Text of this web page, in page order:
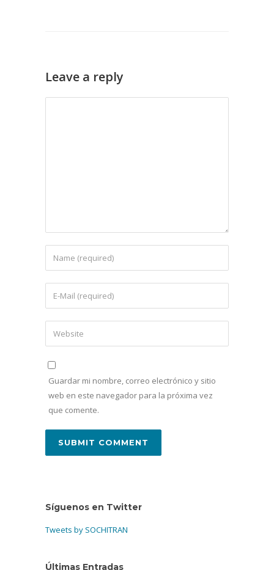
Leave a reply
Guardar mi nombre, correo electrónico y sitio
web en este navegador para la próxima vez
que comente.
Síguenos en Twitter
Tweets by SOCHITRAN
Últimas Entradas